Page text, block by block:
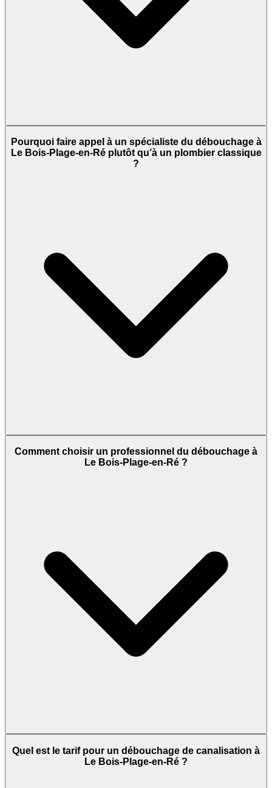
Pourquoi faire appel à un spécialiste du débouchage à
Le Bois-Plage-en-Ré plutôt qu’à un plombier classique
?
Comment choisir un professionnel du débouchage à
Le Bois-Plage-en-Ré ?
Quel est le tarif pour un débouchage de canalisation à
Le Bois-Plage-en-Ré ?